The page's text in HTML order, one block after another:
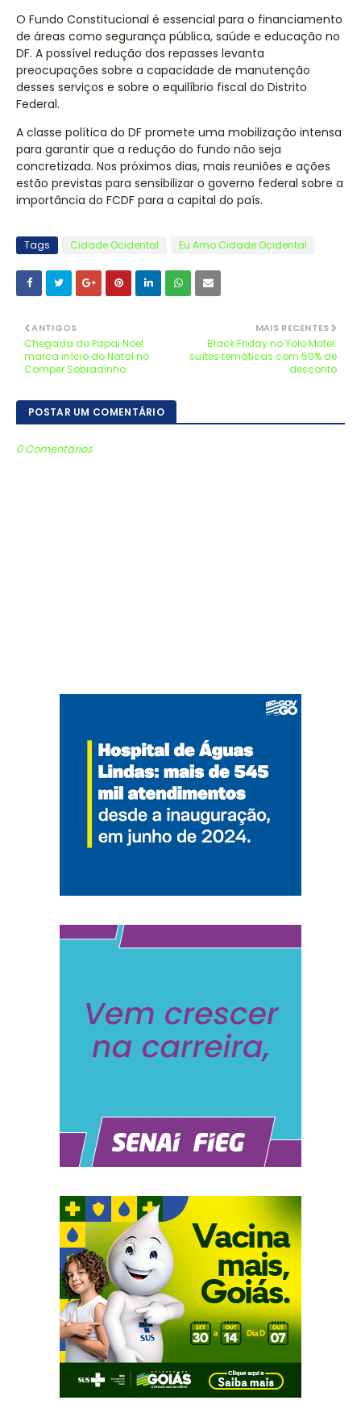
O Fundo Constitucional é essencial para o financiamento
de áreas como segurança pública, saúde e educação no
DF. A possível redução dos repasses levanta
preocupações sobre a capacidade de manutenção
desses serviços e sobre o equilíbrio fiscal do Distrito
Federal.
A classe política do DF promete uma mobilização intensa
para garantir que a redução do fundo não seja
concretizada. Nos próximos dias, mais reuniões e ações
estão previstas para sensibilizar o governo federal sobre a
importância do FCDF para a capital do país.
Tags Cidade Ocidental Eu Amo Cidade Ocidental
MAIS RECENTES
Black Friday no Yolo Motel:
suítes temáticas com 50% de
desconto
ANTIGOS
Chegada do Papai Noel
marca início do Natal no
Comper Sobradinho
POSTAR UM COMENTÁRIO
0 Comentários